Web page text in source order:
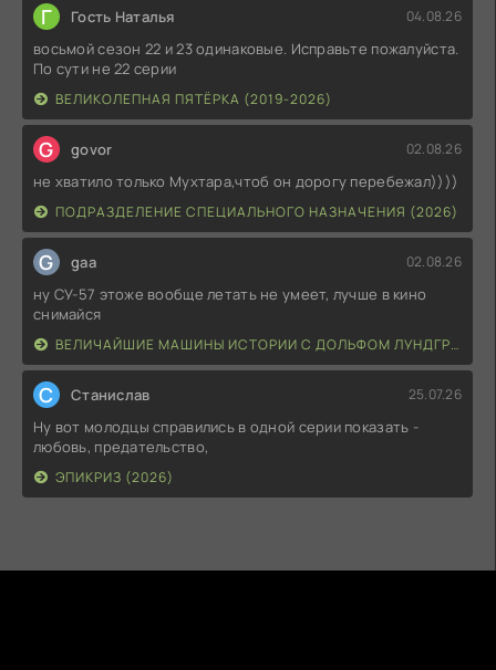
Г Гость Наталья 04.08.26
восьмой сезон 22 и 23 одинаковые. Исправьте пожалуйста.
По сути не 22 серии
ВЕЛИКОЛЕПНАЯ ПЯТЁРКА (2019-2026)
G govor 02.08.26
не хватило только Мухтара,чтоб он дорогу перебежал))))
ПОДРАЗДЕЛЕНИЕ СПЕЦИАЛЬНОГО НАЗНАЧЕНИЯ (2026)
G gaa 02.08.26
ну СУ-57 этоже вообще летать не умеет, лучше в кино
снимайся
ВЕЛИЧАЙШИЕ МАШИНЫ ИСТОРИИ С ДОЛЬФОМ ЛУНДГРЕНОМ (2026)
С Станислав 25.07.26
Ну вот молодцы справились в одной серии показать -
любовь, предательство,
ЭПИКРИЗ (2026)